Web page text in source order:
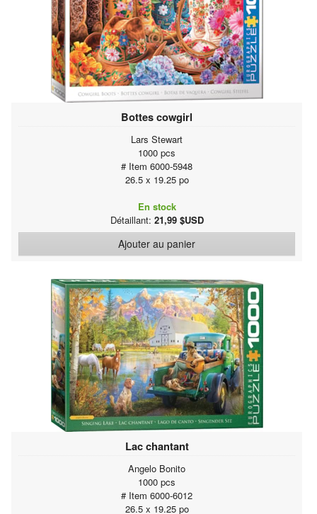
Bottes cowgirl
Lars Stewart
1000 pcs
# Item 6000-5948
26.5 x 19.25 po
En stock
Détaillant: 21,99 $USD
Ajouter au panier
Lac chantant
Angelo Bonito
1000 pcs
# Item 6000-6012
26.5 x 19.25 po